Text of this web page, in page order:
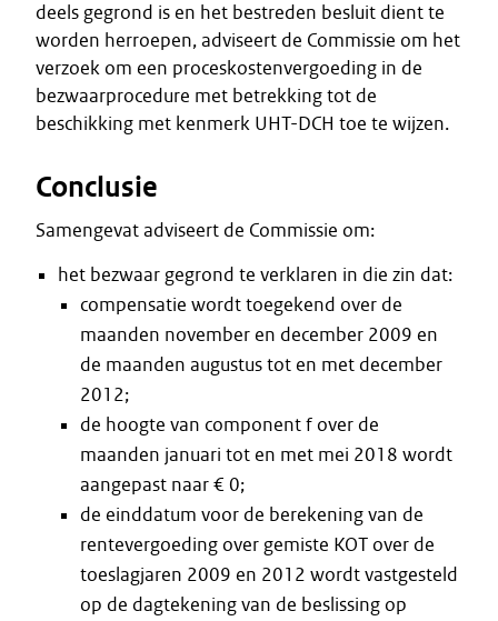
deels gegrond is en het bestreden besluit dient te
worden herroepen, adviseert de Commissie om het
verzoek om een proceskostenvergoeding in de
bezwaarprocedure met betrekking tot de
beschikking met kenmerk UHT-DCH toe te wijzen.
Conclusie
Samengevat adviseert de Commissie om:
het bezwaar gegrond te verklaren in die zin dat:
compensatie wordt toegekend over de
maanden november en december 2009 en
de maanden augustus tot en met december
2012;
de hoogte van component f over de
maanden januari tot en met mei 2018 wordt
aangepast naar € 0;
de einddatum voor de berekening van de
rentevergoeding over gemiste KOT over de
toeslagjaren 2009 en 2012 wordt vastgesteld
op de dagtekening van de beslissing op